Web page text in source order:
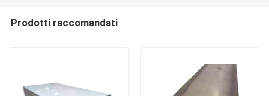
Prodotti raccomandati